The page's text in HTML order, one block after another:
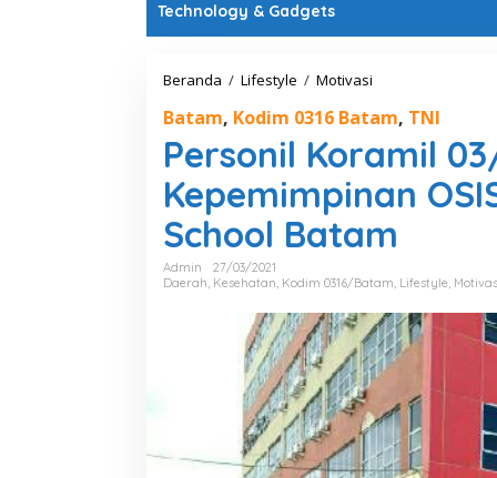
Technology & Gadgets
Beranda / Lifestyle / Motivasi
r
o
i
K
r
m
i
l
0
/
o
Batam, Kodim 0316 Batam, TNI
Personil Koramil
Kepemimpinan
School Batam
Admin
27/03/2021
Daerah, Kesehatan, Kodim 0316/Batam, Lifestyle,